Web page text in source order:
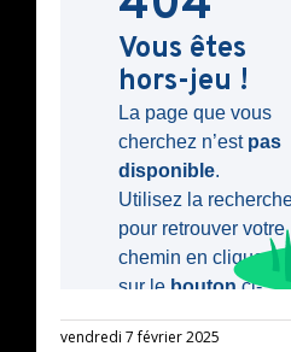
vendredi 7 février 2025